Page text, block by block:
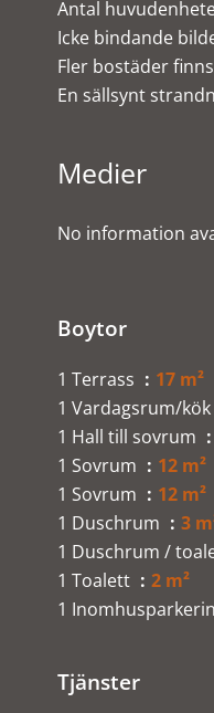
Antal
Icke bindande
Fler bostäder
En sällsynt
Medier
No information
Boytor
1 Terrass
17 m²
1 Vardagsrum/kök
1 Hall till sovrum
1 Sovrum
12 m²
1 Sovrum
12 m²
1 Duschrum
3
1 Duschrum /
1 Toalett
2 m²
1
Tjänster